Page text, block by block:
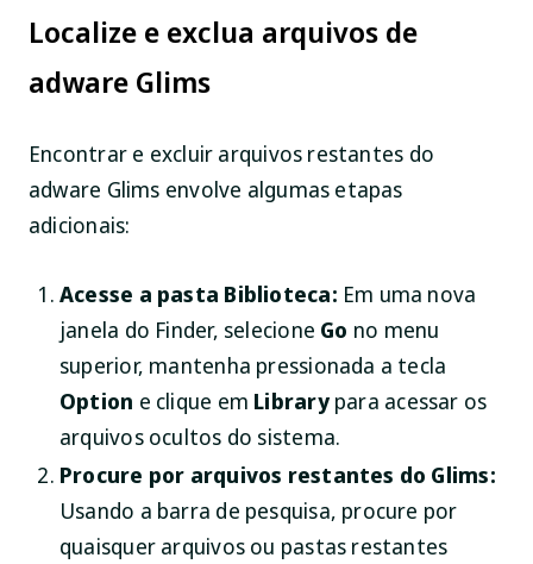
Localize e exclua arquivos de
adware Glims
Encontrar e excluir arquivos restantes do
adware Glims envolve algumas etapas
adicionais:
Acesse a pasta Biblioteca: Em uma nova
janela do Finder, selecione Go no menu
superior, mantenha pressionada a tecla
Option e clique em Librarypara acessar os
arquivos ocultos do sistema.
Procure por arquivos restantes do Glims:
Usando a barra de pesquisa, procure por
quaisquer arquivos ou pastas restantes